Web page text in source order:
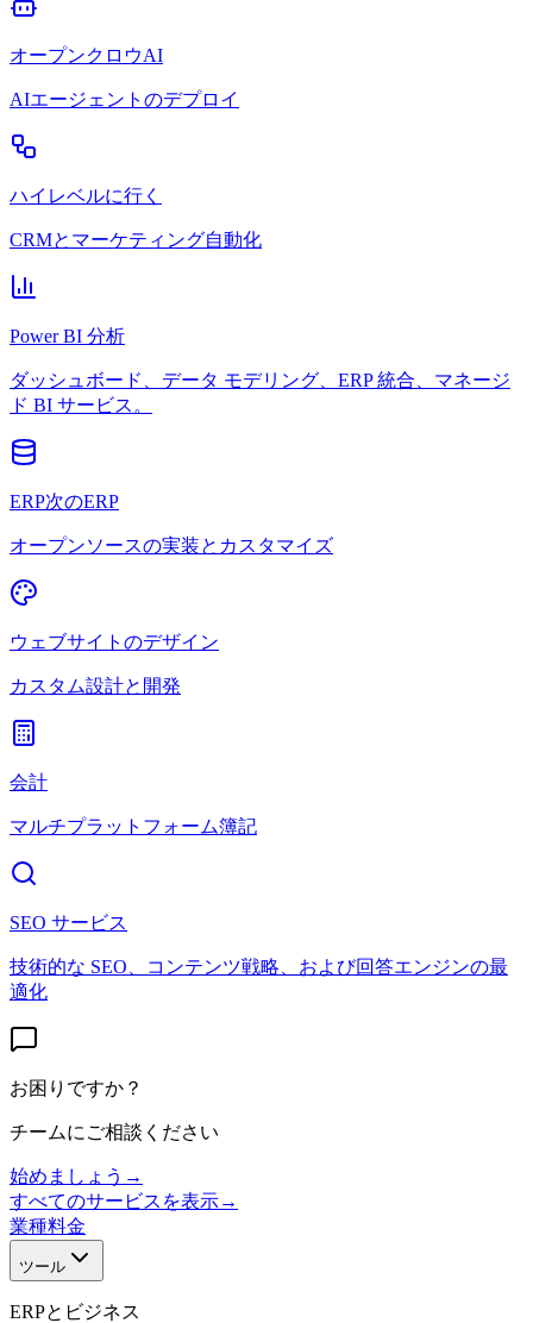
オープンクロウAI
AIエージェントのデプロイ
ハイレベルに行く
CRMとマーケティング自動化
Power BI 分析
ダッシュボード、データ モデリング、ERP 統合、マネージ
ド BI サービス。
ERP次のERP
オープンソースの実装とカスタマイズ
ウェブサイトのデザイン
カスタム設計と開発
会計
マルチプラットフォーム簿記
SEO サービス
技術的な SEO、コンテンツ戦略、および回答エンジンの最
適化
お困りですか？
チームにご相談ください
始めましょう →
すべてのサービスを表示→
業種料金
ツール
ERPとビジネス